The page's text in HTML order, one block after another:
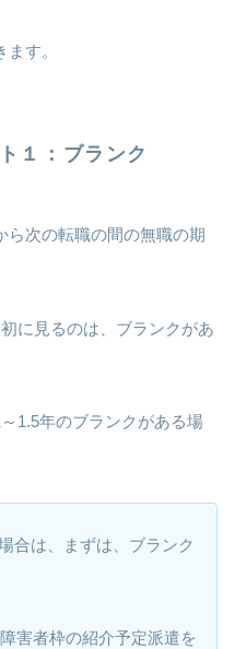
す。
１：ブランク
ら次の転職の間の無職の期
に見るのは、ブランクがあ
1.5年のブランクがある場
合は、まずは、ブランク
害者枠の紹介予定派遣を